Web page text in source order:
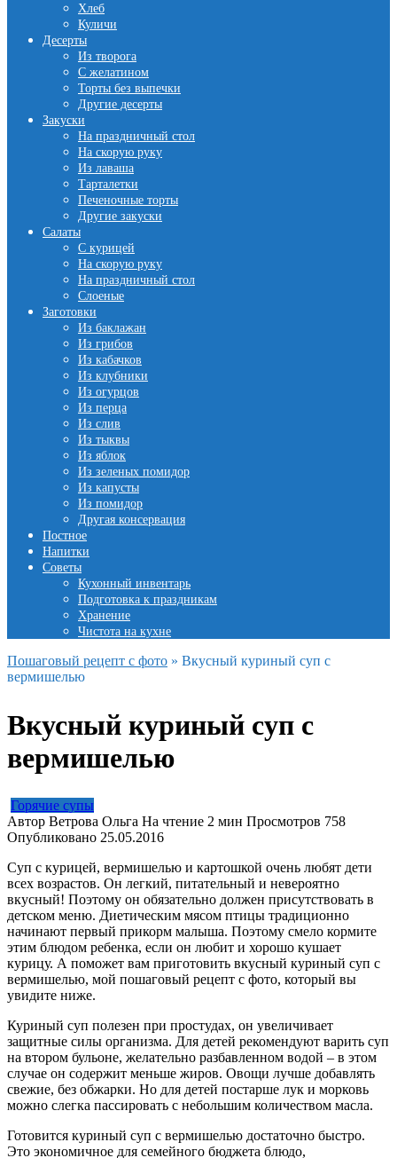
Хлеб
Куличи
Десерты
Из творога
С желатином
Торты без выпечки
Другие десерты
Закуски
На праздничный стол
На скорую руку
Из лаваша
Тарталетки
Печеночные торты
Другие закуски
Салаты
С курицей
На скорую руку
На праздничный стол
Слоеные
Заготовки
Из баклажан
Из грибов
Из кабачков
Из клубники
Из огурцов
Из перца
Из слив
Из тыквы
Из яблок
Из зеленых помидор
Из капусты
Из помидор
Другая консервация
Постное
Напитки
Советы
Кухонный инвентарь
Подготовка к праздникам
Хранение
Чистота на кухне
Пошаговый рецепт с фото » Вкусный куриный суп с
вермишелью
Вкусный куриный суп с
вермишелью
Горячие супы
Автор Ветрова Ольга На чтение 2 мин Просмотров 758
Опубликовано 25.05.2016
Суп с курицей, вермишелью и картошкой очень любят дети
всех возрастов. Он легкий, питательный и невероятно
вкусный! Поэтому он обязательно должен присутствовать в
детском меню. Диетическим мясом птицы традиционно
начинают первый прикорм малыша. Поэтому смело кормите
этим блюдом ребенка, если он любит и хорошо кушает
курицу. А поможет вам приготовить вкусный куриный суп с
вермишелью, мой пошаговый рецепт с фото, который вы
увидите ниже.
Куриный суп полезен при простудах, он увеличивает
защитные силы организма. Для детей рекомендуют варить суп
на втором бульоне, желательно разбавленном водой – в этом
случае он содержит меньше жиров. Овощи лучше добавлять
свежие, без обжарки. Но для детей постарше лук и морковь
можно слегка пассировать с небольшим количеством масла.
Готовится куриный суп с вермишелью достаточно быстро.
Это экономичное для семейного бюджета блюдо,